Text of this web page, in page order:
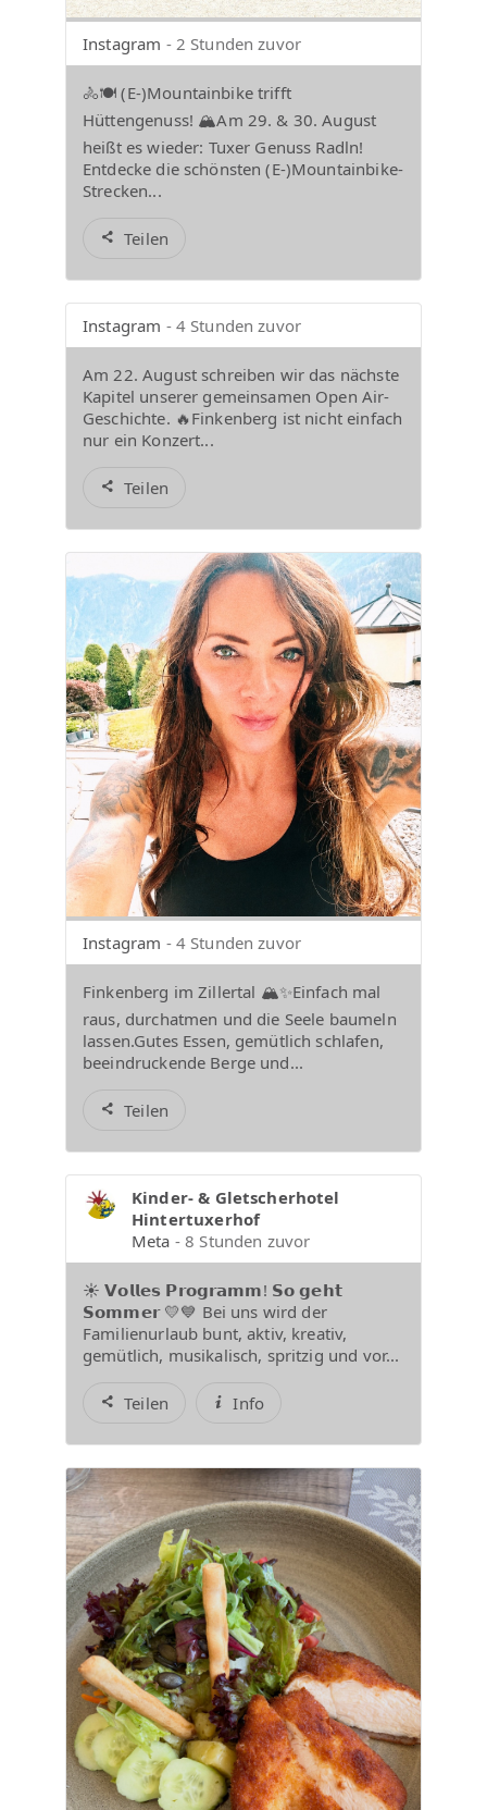
Instagram - 2 Stunden zuvor
🚴🍽️ (E-)Mountainbike trifft
Hüttengenuss! 🏔️⁠Am 29. & 30. August
heißt es wieder: Tuxer Genuss Radln!
Entdecke die schönsten (E-)Mountainbike-
Strecken...
Teilen
Instagram - 4 Stunden zuvor
Am 22. August schreiben wir das nächste
Kapitel unserer gemeinsamen Open Air-
Geschichte. 🔥Finkenberg ist nicht einfach
nur ein Konzert...
Teilen
Instagram - 4 Stunden zuvor
Finkenberg im Zillertal 🏔️✨Einfach mal
raus, durchatmen und die Seele baumeln
lassen.Gutes Essen, gemütlich schlafen,
beeindruckende Berge und...
Teilen
Kinder- & Gletscherhotel
Hintertuxerhof
Meta - 8 Stunden zuvor
☀️ 𝗩𝗼𝗹𝗹𝗲𝘀 𝗣𝗿𝗼𝗴𝗿𝗮𝗺𝗺! 𝗦𝗼 𝗴𝗲𝗵𝘁
𝗦𝗼𝗺𝗺𝗲𝗿 💛💙 Bei uns wird der
Familienurlaub bunt, aktiv, kreativ,
gemütlich, musikalisch, spritzig und vor...
Teilen Info